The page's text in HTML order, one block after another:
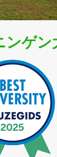
ンゲン